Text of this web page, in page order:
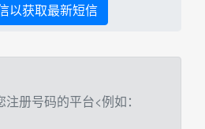
以获取最新短信
册号码的平台<例如：